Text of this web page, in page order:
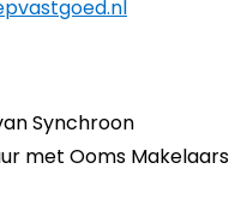
Synchroon
met Ooms Makelaars